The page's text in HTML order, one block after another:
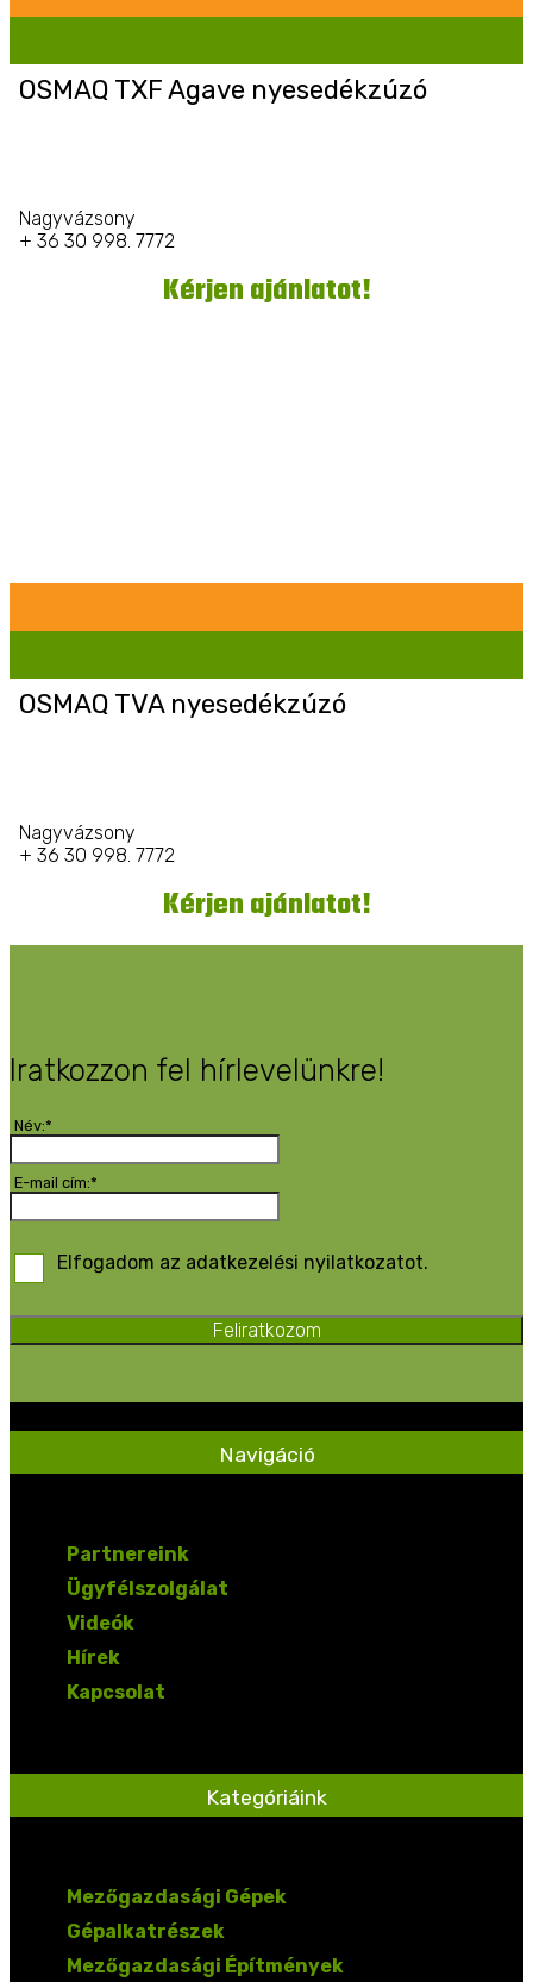
OSMAQ TXF Agave nyesedékzúzó
Nagyvázsony
+ 36 30 998. 7772
Kérjen ajánlatot!
OSMAQ TVA nyesedékzúzó
Nagyvázsony
+ 36 30 998. 7772
Kérjen ajánlatot!
Iratkozzon fel hírlevelünkre!
Név:*
E-mail cím:*
Elfogadom az adatkezelési nyilatkozatot.
Feliratkozom
Navigáció
Partnereink
Ügyfélszolgálat
Videók
Hírek
Kapcsolat
Kategóriáink
Mezőgazdasági Gépek
Gépalkatrészek
Mezőgazdasági Építmények